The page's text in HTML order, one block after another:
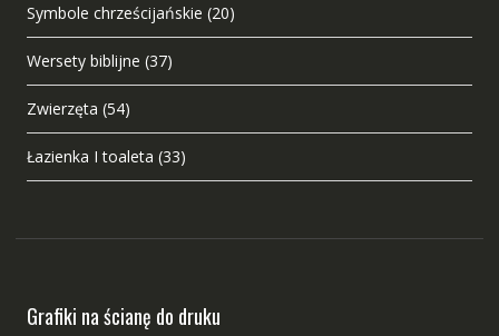
Symbole chrześcijańskie (20)
Wersety biblijne (37)
Zwierzęta (54)
Łazienka I toaleta (33)
Grafiki na ścianę do druku